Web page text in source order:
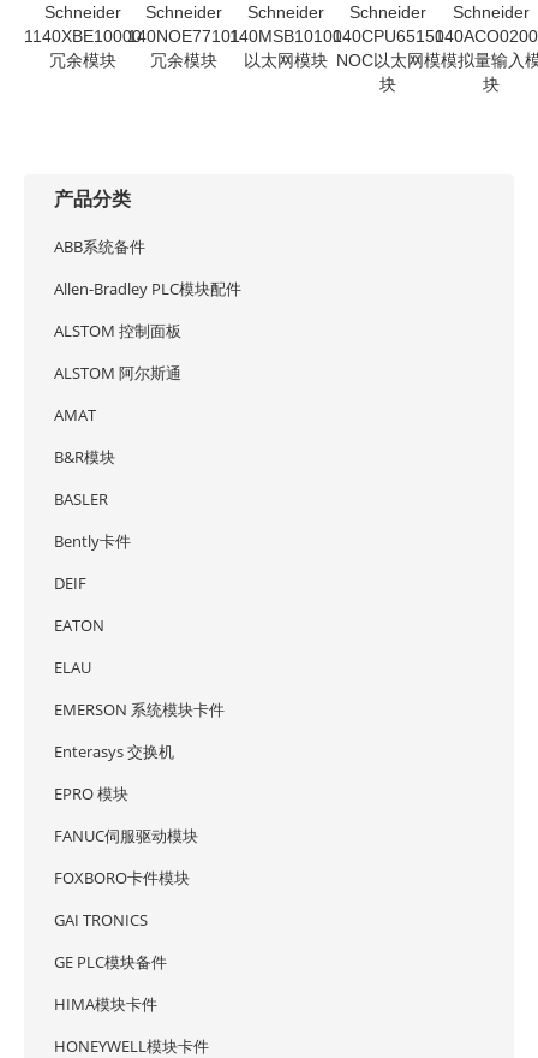
Schneider
1140XBE10000
冗余模块
Schneider
140NOE77101
冗余模块
Schneider
140MSB10100
以太网模块
Schneider
140CPU65150
NOC以太网模
块
Schneider
模拟量输入
块
产品分类
ABB系统备件
Allen-Bradley PLC模块配件
ALSTOM 控制面板
ALSTOM 阿尔斯通
AMAT
B&R模块
BASLER
Bently卡件
DEIF
EATON
ELAU
EMERSON 系统模块卡件
Enterasys 交换机
EPRO 模块
FANUC伺服驱动模块
FOXBORO卡件模块
GAI TRONICS
GE PLC模块备件
HIMA模块卡件
HONEYWELL模块卡件